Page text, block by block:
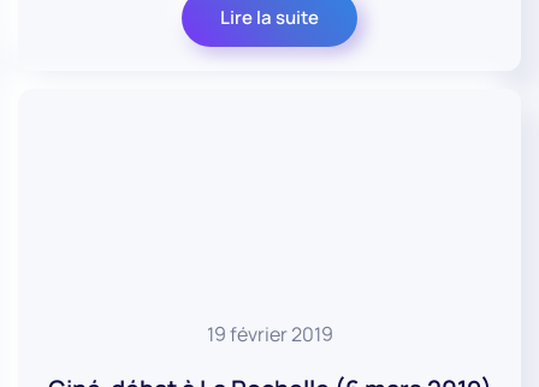
Lire la suite
19 février 2019